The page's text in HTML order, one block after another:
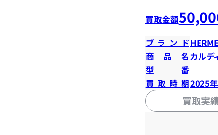
買取金額
ブランド
商品名 カルデ
型番
買取時期2025
買取実